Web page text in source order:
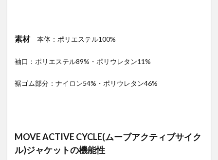
素材 本体：ポリエステル100%
袖口：ポリエステル89%・ポリウレタン11%
裾ゴム部分：ナイロン54%・ポリウレタン46%
MOVE ACTIVE CYCLE(ムーブアクティブサイク
ル)ジャケットの機能性